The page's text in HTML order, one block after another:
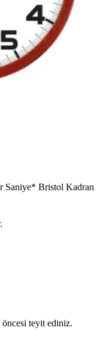
Saniye* Bristol Kadran
teyit ediniz.